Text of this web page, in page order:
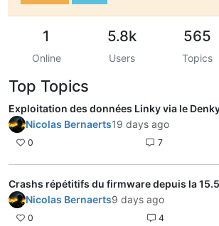
1
Online
5.8k
Users
565
Topics
Top Topics
Exploitation des données Linky via le
Nicolas Bernaerts19 days ago
0 7
Crashs répétitifs du firmware depuis la
Nicolas Bernaerts9 days ago
0 4